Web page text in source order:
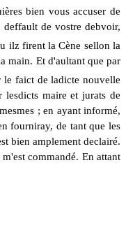
bien vous accuser de
deffault de vostre debvoir,
ilz firent la Cène sellon la
main. Et d'aultant que par
le faict de ladicte nouvelle
lesdicts maire et jurats de
; en ayant informé,
fourniray, de tant que les
bien amplement declairé.
commandé. En attant